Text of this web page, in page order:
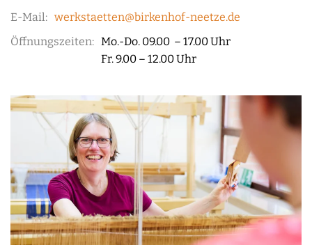
E-Mail: werkstaetten@birkenhof-neetze.de
Öffnungszeiten: Mo.-Do. 09.00 – 17.00 Uhr
Fr. 9.00 – 12.00 Uhr